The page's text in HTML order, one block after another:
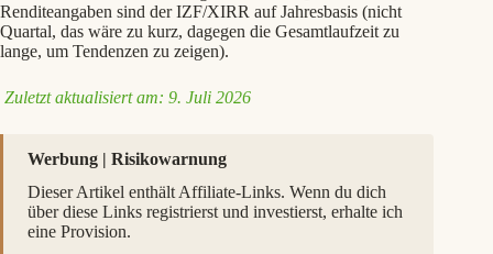
Renditeangaben sind der IZF/XIRR auf Jahresbasis (nicht
Quartal, das wäre zu kurz, dagegen die Gesamtlaufzeit zu
lange, um Tendenzen zu zeigen).
Zuletzt aktualisiert am: 9. Juli 2026
Werbung | Risikowarnung
Dieser Artikel enthält Affiliate-Links. Wenn du dich
über diese Links registrierst und investierst, erhalte ich
eine Provision.